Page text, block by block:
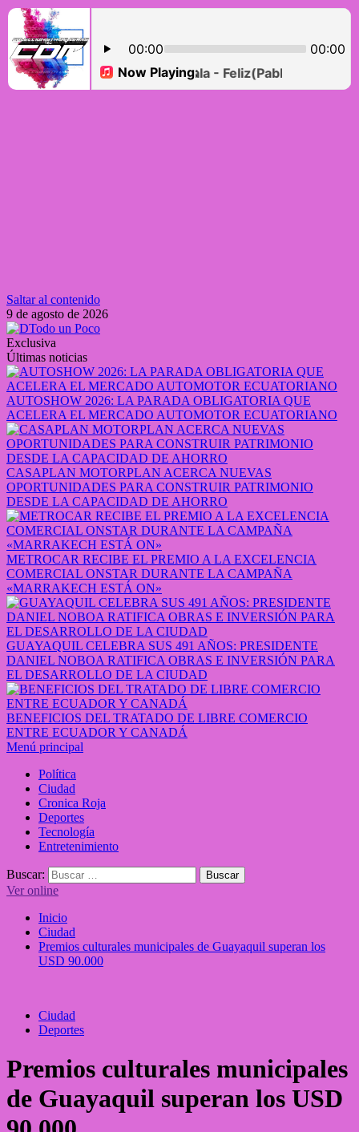
Saltar al contenido
9 de agosto de 2026
Exclusiva
Últimas noticias
AUTOSHOW 2026: LA PARADA OBLIGATORIA QUE
ACELERA EL MERCADO AUTOMOTOR ECUATORIANO
CASAPLAN MOTORPLAN ACERCA NUEVAS
OPORTUNIDADES PARA CONSTRUIR PATRIMONIO
DESDE LA CAPACIDAD DE AHORRO
METROCAR RECIBE EL PREMIO A LA EXCELENCIA
COMERCIAL ONSTAR DURANTE LA CAMPAÑA
«MARRAKECH ESTÁ ON»
GUAYAQUIL CELEBRA SUS 491 AÑOS: PRESIDENTE
DANIEL NOBOA RATIFICA OBRAS E INVERSIÓN PARA
EL DESARROLLO DE LA CIUDAD
BENEFICIOS DEL TRATADO DE LIBRE COMERCIO
ENTRE ECUADOR Y CANADÁ
Menú principal
Política
Ciudad
Cronica Roja
Deportes
Tecnología
Entretenimiento
Buscar:
Ver online
Inicio
Ciudad
Premios culturales municipales de Guayaquil superan los
USD 90.000
Ciudad
Deportes
Premios culturales municipales
de Guayaquil superan los USD